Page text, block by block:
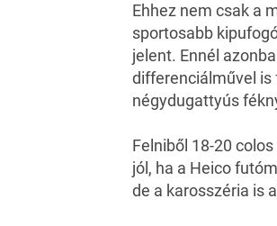
Ehhez nem csak a
sportosabb
jelent. Ennél
differenciálművel is
négydugattyús
Felniből 18-20
jól, ha a Heico
de a karosszéria is